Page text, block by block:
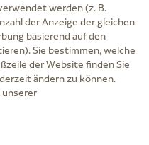
Packungsbeilage und fragen Sie
die Versandkosten.
werden (z. B.
der Anzeige der gleichen
basierend auf den
Sie bestimmen, welche
der Website finden Sie
ändern zu können.
unserer